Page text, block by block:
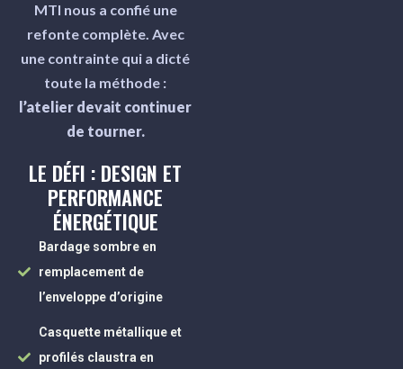
MTI nous a confié une
refonte complète. Avec
une contrainte qui a dicté
toute la méthode :
l’atelier devait continuer
de tourner.
LE DÉFI : DESIGN ET
PERFORMANCE
ÉNERGÉTIQUE
Bardage sombre en
remplacement de
l’enveloppe d’origine
Casquette métallique et
profilés claustra en